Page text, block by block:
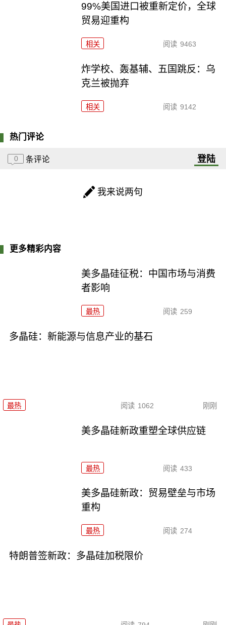
99%美国进口被重新定价，全球
贸易迎重构
相关 阅读 9463
炸学校、轰基辅、五国跳反：乌
克兰被抛弃
相关 阅读 9142
热门评论
0 条评论 登陆
我来说两句
更多精彩内容
美多晶硅征税：中国市场与消费
者影响
最热 阅读 259
多晶硅：新能源与信息产业的基石
最热 阅读 1062 刚刚
美多晶硅新政重塑全球供应链
最热 阅读 433
美多晶硅新政：贸易壁垒与市场
重构
最热 阅读 274
特朗普签新政：多晶硅加税限价